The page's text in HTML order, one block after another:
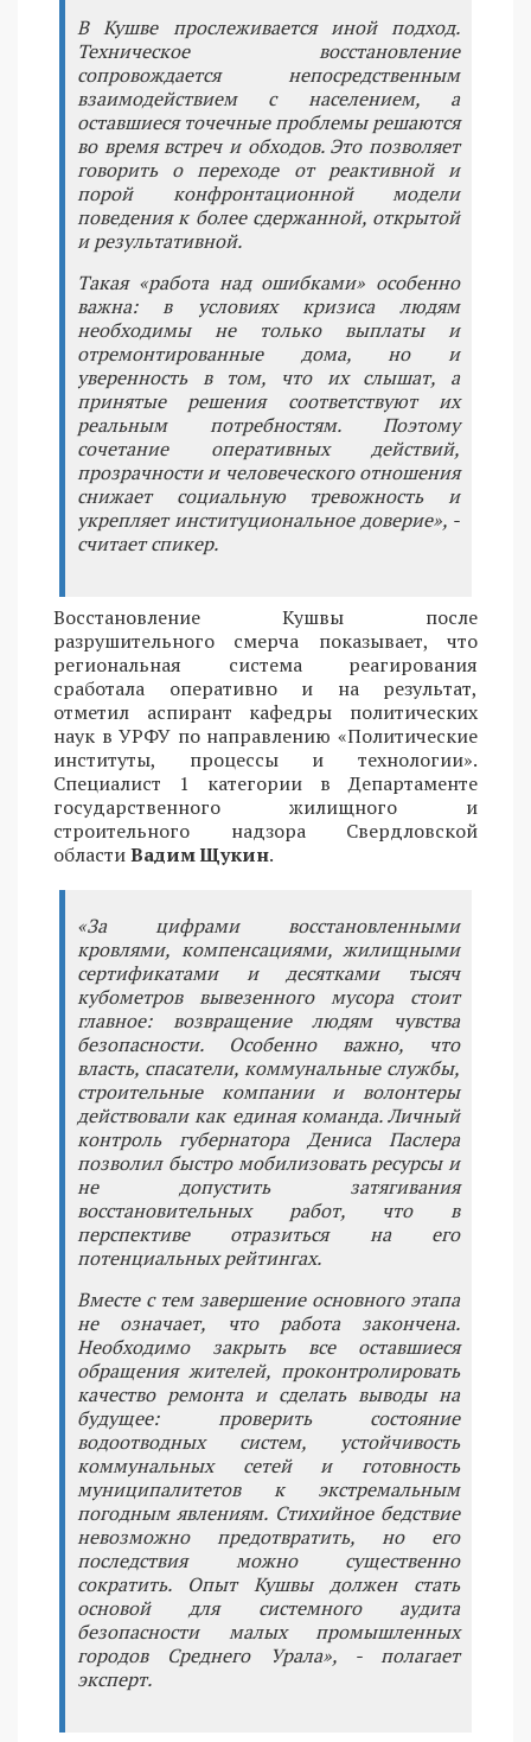
В Кушве прослеживается иной подход.
Техническое восстановление
сопровождается непосредственным
взаимодействием с населением, а
оставшиеся точечные проблемы решаются
во время встреч и обходов. Это позволяет
говорить о переходе от реактивной и
порой конфронтационной модели
поведения к более сдержанной, открытой
и результативной.
Такая «работа над ошибками» особенно
важна: в условиях кризиса людям
необходимы не только выплаты и
отремонтированные дома, но и
уверенность в том, что их слышат, а
принятые решения соответствуют их
реальным потребностям. Поэтому
сочетание оперативных действий,
прозрачности и человеческого отношения
снижает социальную тревожность и
укрепляет институциональное доверие», -
считает спикер.
Восстановление Кушвы после
разрушительного смерча показывает, что
региональная система реагирования
сработала оперативно и на результат,
отметил аспирант кафедры политических
наук в УРФУ по направлению «Политические
институты, процессы и технологии».
Специалист 1 категории в Департаменте
государственного жилищного и
строительного надзора Свердловской
областиВадим Щукин.
«За цифрами восстановленными
кровлями, компенсациями, жилищными
сертификатами и десятками тысяч
кубометров вывезенного мусора стоит
главное: возвращение людям чувства
безопасности. Особенно важно, что
власть, спасатели, коммунальные службы,
строительные компании и волонтеры
действовали как единая команда. Личный
контроль губернатора Дениса Паслера
позволил быстро мобилизовать ресурсы и
не допустить затягивания
восстановительных работ, что в
перспективе отразиться на его
потенциальных рейтингах.
Вместе с тем завершение основного этапа
не означает, что работа закончена.
Необходимо закрыть все оставшиеся
обращения жителей, проконтролировать
качество ремонта и сделать выводы на
будущее: проверить состояние
водоотводных систем, устойчивость
коммунальных сетей и готовность
муниципалитетов к экстремальным
погодным явлениям. Стихийное бедствие
невозможно предотвратить, но его
последствия можно существенно
сократить. Опыт Кушвы должен стать
основой для системного аудита
безопасности малых промышленных
городов Среднего Урала», - полагает
эксперт.